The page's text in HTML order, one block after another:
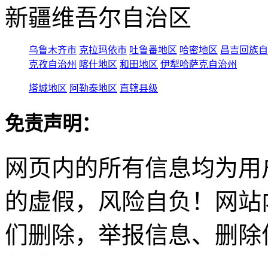
新疆维吾尔自治区
乌鲁木齐市 克拉玛依市 吐鲁番地区 哈密地区 昌吉回族
克孜自治州 喀什地区 和田地区 伊犁哈萨克自治州
塔城地区 阿勒泰地区 直辖县级
免责声明：
网页内的所有信息均为
的虚假，风险自负！网
们删除，举报信息、删